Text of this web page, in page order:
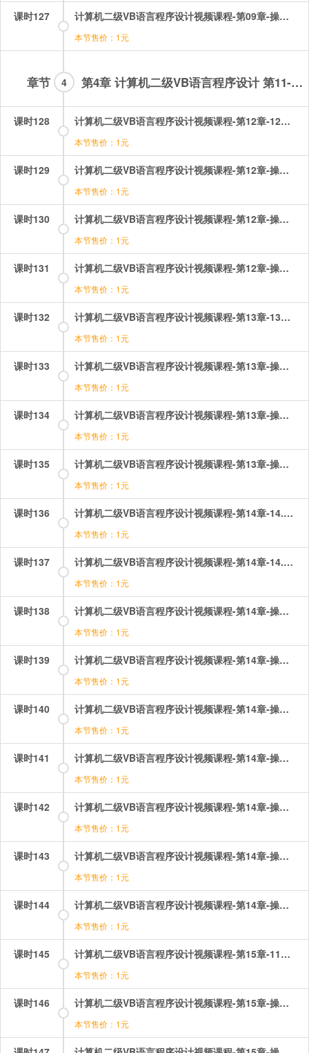
课时127 计算机二级VB语言程序设计视频课程-第09章-操作：过程的分类.mp4
本节售价：1元
章节 第4章 计算机二级VB语言程序设计 第11-16章
4
课时128 计算机二级VB语言程序设计视频课程-第12章-12对话框程序设计.mp4
本节售价：1元
课时129 计算机二级VB语言程序设计视频课程-第12章-操作：通用对话框.mp4
本节售价：1元
课时130 计算机二级VB语言程序设计视频课程-第12章-操作：通用对话框基础操作.mp4
本节售价：1元
课时131 计算机二级VB语言程序设计视频课程-第12章-操作：通用对话框的应用.mp4
本节售价：1元
课时132 计算机二级VB语言程序设计视频课程-第13章-13多重窗体程序设计与环境应用.mp4
本节售价：1元
课时133 计算机二级VB语言程序设计视频课程-第13章-操作：多窗体启动登录注册.mp4
本节售价：1元
课时134 计算机二级VB语言程序设计视频课程-第13章-操作：多窗体综合应用.mp4
本节售价：1元
课时135 计算机二级VB语言程序设计视频课程-第13章-操作：多重窗体设计.mp4
本节售价：1元
课时136 计算机二级VB语言程序设计视频课程-第14章-14.1数据文件（1）.mp4
本节售价：1元
课时137 计算机二级VB语言程序设计视频课程-第14章-14.1数据文件（2）.mp4
本节售价：1元
课时138 计算机二级VB语言程序设计视频课程-第14章-操作：数据文件写操作.mp4
本节售价：1元
课时139 计算机二级VB语言程序设计视频课程-第14章-操作：文件之QQ盗号.mp4
本节售价：1元
课时140 计算机二级VB语言程序设计视频课程-第14章-操作：文件的保存.mp4
本节售价：1元
课时141 计算机二级VB语言程序设计视频课程-第14章-操作：统计字母出现的次数（1）.mp4
本节售价：1元
课时142 计算机二级VB语言程序设计视频课程-第14章-操作：统计字母出现的次数（2）.mp4
本节售价：1元
课时143 计算机二级VB语言程序设计视频课程-第14章-操作：随机文件驱动器列表框目录列表框.mp4
本节售价：1元
课时144 计算机二级VB语言程序设计视频课程-第14章-操作：顺序文件的读操作.mp4
本节售价：1元
课时145 计算机二级VB语言程序设计视频课程-第15章-11菜单程序设计.mp4
本节售价：1元
课时146 计算机二级VB语言程序设计视频课程-第15章-操作：下拉式菜单.mp4
本节售价：1元